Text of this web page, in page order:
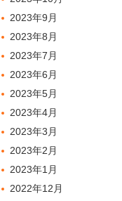
2023年9月
2023年8月
2023年7月
2023年6月
2023年5月
2023年4月
2023年3月
2023年2月
2023年1月
2022年12月